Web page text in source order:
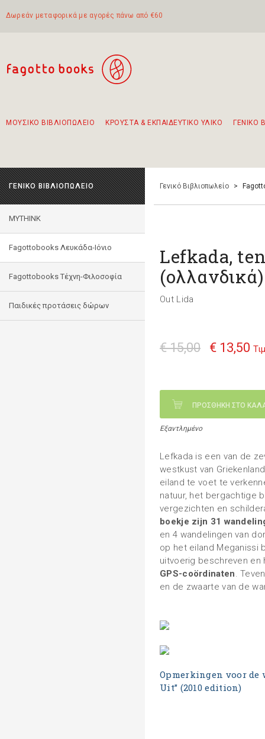
Δωρεάν μεταφορικά με αγορές πάνω από €60
ΜΟΥΣΙΚΟ ΒΙΒΛΙΟΠΩΛΕΙΟ ΚΡΟΥΣΤΑ & ΕΚΠΑΙΔΕΥΤΙΚΟ ΥΛΙΚΟ ΓΕΝΙΚΟ
ΓΕΝΙΚΟ ΒΙΒΛΙΟΠΩΛΕΙΟ
MYTHINK
Fagottobooks Λευκάδα-Ιόνιο
Fagottobooks Τέχνη-Φιλοσοφία
Παιδικές προτάσεις δώρων
Γενικό Βιβλιοπωλείο >
Lefkada,
(ολλανδικά)
Out Lida
€ 15,00 € 13,50
ΠΡΟΣΘΗΚΗ ΣΤΟ
Εξαντλημένο
Lefkada is een van de
westkust van
eiland te voet te
natuur, het bergachtige
vergezichten en
boekje zijn 31
en 4 wandelingen van
op het eiland Meganissi
uitvoerig beschreven
GPS-coördinaten.
en de zwaarte van de
Opmerkingen voor de
Uit” (2010 edition)